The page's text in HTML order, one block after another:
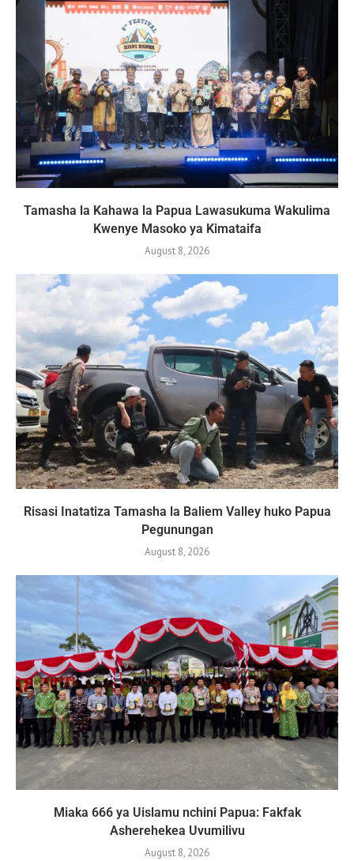
Tamasha la Kahawa la Papua Lawasukuma Wakulima
Kwenye Masoko ya Kimataifa
August 8, 2026
Risasi Inatatiza Tamasha la Baliem Valley huko Papua
Pegunungan
August 8, 2026
Miaka 666 ya Uislamu nchini Papua: Fakfak
Asherehekea Uvumilivu
August 8, 2026